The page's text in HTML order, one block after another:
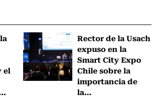
el
Rector de la Usach
expuso en la
Smart City Expo
Chile sobre la
importancia de
la...